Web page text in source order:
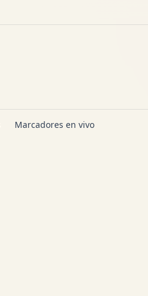
Marcadores en vivo